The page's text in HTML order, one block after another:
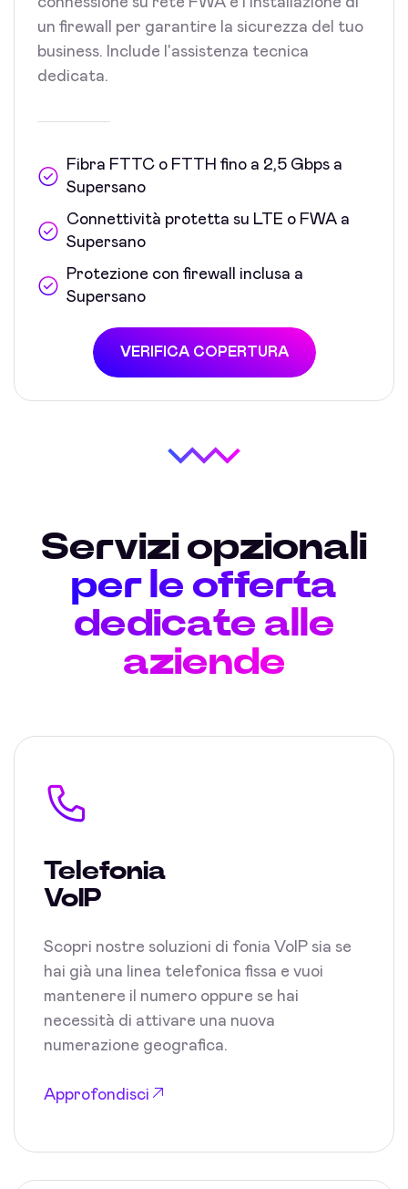
un firewall per garantire la sicurezza del tuo
business. Include l'assistenza tecnica
dedicata.
Fibra FTTC o FTTH fino a 2,5 Gbps a
Supersano
Connettività protetta su LTE o FWA a
Supersano
Protezione con firewall inclusa a
Supersano
VERIFICA COPERTURA
Servizi opzionali
per le offerta
dedicate alle
aziende
Telefonia
VoIP
Scopri nostre soluzioni di fonia VoIP sia se
hai già una linea telefonica fissa e vuoi
mantenere il numero oppure se hai
necessità di attivare una nuova
numerazione geografica.
Approfondisci